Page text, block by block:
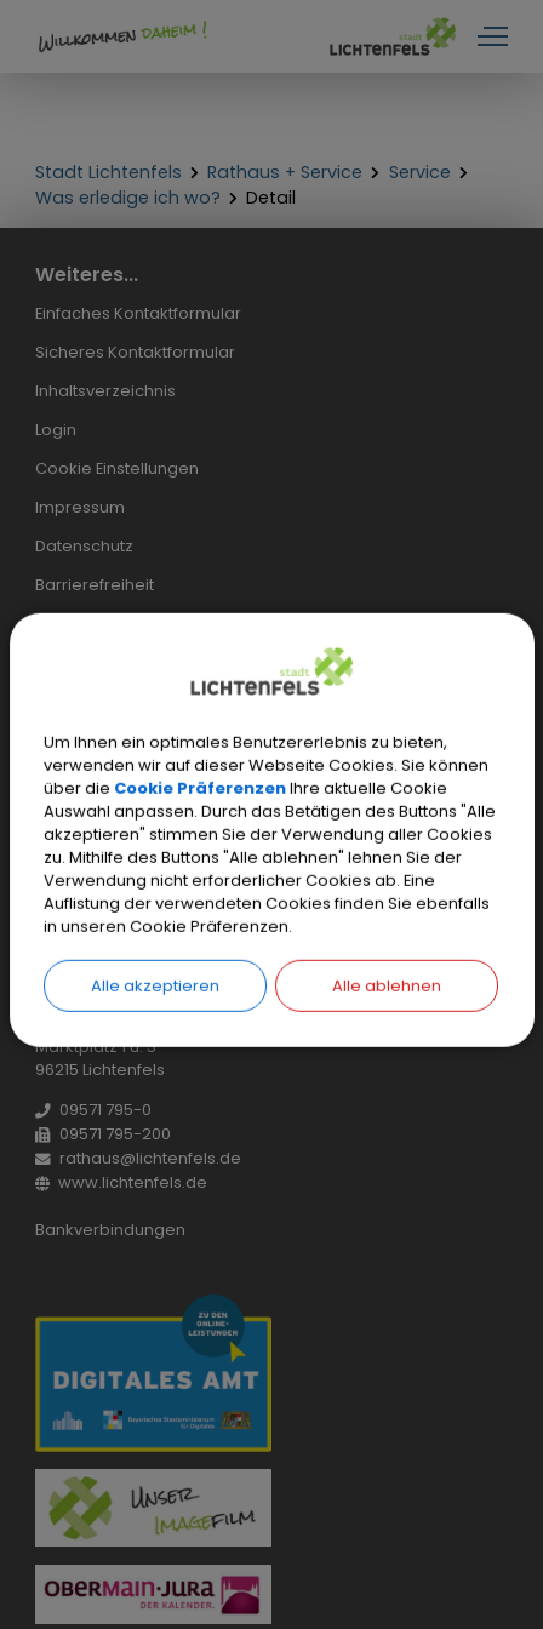
Stadt Lichtenfels Rathaus + Service
Service
Was erledige ich wo?
Detail
Weiteres...
Einfaches Kontaktformular
Sicheres Kontaktformular
Inhaltsverzeichnis
Login
Cookie Einstellungen
Impressum
Datenschutz
Barrierefreiheit
Mo.–Mi.
07.30 – 17.00 Uhr
Do.
07.30 – 18.00 Uhr
Fr.
07.30 – 12.00 Uhr
Einwohnermeldeamt, Tourist-Information und weitere
spezielle Öffnungszeiten
Stadt Lichtenfels
Marktplatz 1 u. 5
96215 Lichtenfels
09571 795-0
09571 795-200
rathaus@lichtenfels.de
www.lichtenfels.de
Bankverbindungen
Um Ihnen ein optimales Benutzererlebnis zu bieten,
verwenden wir auf dieser Webseite Cookies. Sie können
über die Cookie PräferenzenIhre aktuelle Cookie
Auswahl anpassen. Durch das Betätigen des Buttons "Alle
akzeptieren" stimmen Sie der Verwendung aller Cookies
zu. Mithilfe des Buttons "Alle ablehnen" lehnen Sie der
Verwendung nicht erforderlicher Cookies ab. Eine
Auflistung der verwendeten Cookies finden Sie ebenfalls
in unseren Cookie Präferenzen.
Alle akzeptieren Alle ablehnen